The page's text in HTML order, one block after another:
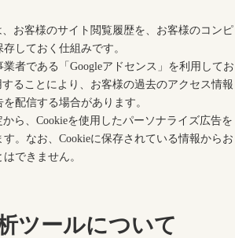
お客様のサイト閲覧履歴を、お客様のコンピ
しておく仕組みです。
者である「Googleアドセンス」を利用してお
することにより、お客様の過去のアクセス情報
配信する場合があります。
ら、Cookieを使用したパーソナライズ広告を
。なお、Cookieに保存されている情報からお
できません。
ツールについて